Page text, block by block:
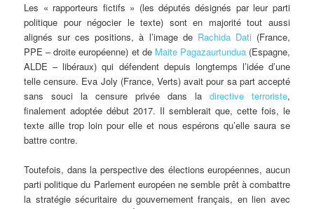
Les « rapporteurs fictifs » (les députés désignés par leur parti
politique pour négocier le texte) sont en majorité tout aussi
alignés sur ces positions, à l’image de Rachida Dati(France,
PPE – droite européenne) et de Maite Pagazaurtundua(Espagne,
ALDE – libéraux) qui défendent depuis longtemps l’idée d’une
telle censure. Eva Joly (France, Verts) avait pour sa part accepté
sans souci la censure privée dans la directive terroriste,
finalement adoptée début 2017. Il semblerait que, cette fois, le
texte aille trop loin pour elle et nous espérons qu’elle saura se
battre contre.
Toutefois, dans la perspective des élections européennes, aucun
parti politique du Parlement européen ne semble prêt à combattre
la stratégie sécuritaire du gouvernement français, en lien avec